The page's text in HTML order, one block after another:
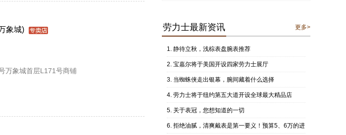
象城)‬
万象城首层L171号商铺
劳力士最新资讯 更多>
静待立秋，浅棕表盘腕表推荐
宝嘉尔将于美国开设四家劳力士展厅
当蜘蛛侠走出银幕，腕间藏着什么选择
劳力士将于纽约第五大道开设全球最大精品店
关于表冠，您想知道的一切
拒绝油腻，清爽戴表是第一要义！预算5、6万的进